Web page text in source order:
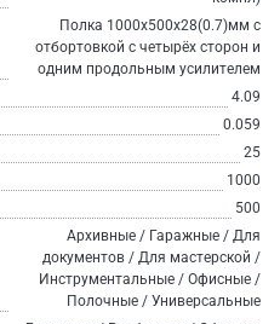
Полка 1000х500х28(0.7)мм с
отбортовкой с четырёх сторон и
одним продольным усилителем
4.09
0.059
25
1000
500
Архивные / Гаражные / Для
документов / Для мастерской /
Инструментальные / Офисные /
Полочные / Универсальные